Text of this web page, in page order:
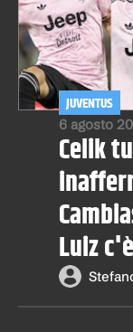
6 agosto
JUVENTUS
Celik
Luiz